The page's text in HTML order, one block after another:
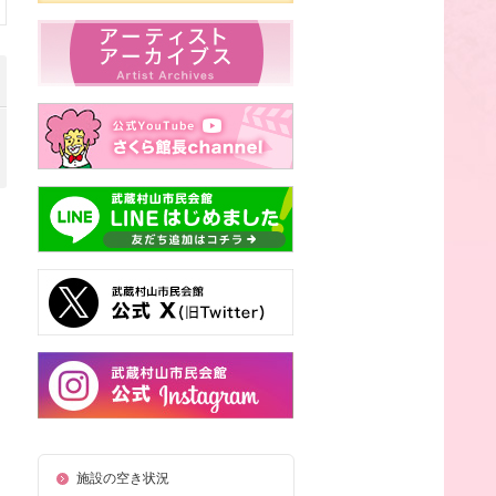
施設の空き状況